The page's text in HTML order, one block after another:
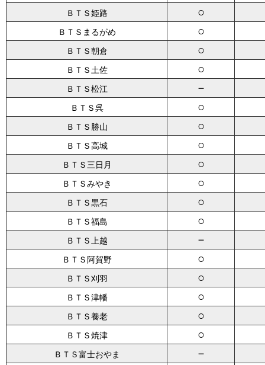
ＢＴＳ姫路 ○
ＢＴＳまるがめ ○
ＢＴＳ朝倉 ○
ＢＴＳ土佐 ○
ＢＴＳ松江 －
ＢＴＳ呉 ○
ＢＴＳ勝山 ○
ＢＴＳ高城 ○
ＢＴＳ三日月 ○
ＢＴＳみやき ○
ＢＴＳ黒石 ○
ＢＴＳ福島 ○
ＢＴＳ上越 －
ＢＴＳ阿賀野 ○
ＢＴＳ刈羽 ○
ＢＴＳ津幡 ○
ＢＴＳ養老 ○
ＢＴＳ焼津 ○
ＢＴＳ富士おやま －